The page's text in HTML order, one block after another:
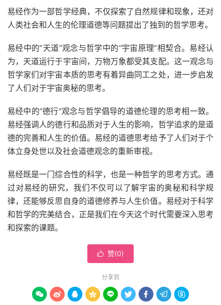
易经作为一部哲学经典，不仅探索了自然规律和现象，还对
人类社会和人生的伦理道德等问题提出了独到的哲学思考。
易经中的“天道”观念与哲学中的“宇宙原理”相契合。易经认
为，天道运行于宇宙间，万物万象都受其支配。这一观念与
哲学家们对宇宙本质的思考有着异曲同工之处，进一步启发
了人们对于宇宙奥秘的思考。
易经中的“德行”观念与哲学倡导的道德伦理的思考相一致。
易经强调人的德行和品质对于人生的影响，哲学追求的是道
德的完善和人生的价值。易经的道德思考给予了人们对于个
体立身处世以及社会道德观念的重新审视。
易经既是一门综合性的科学，也是一种哲学的思考方式。通
过对易经的研究，我们不仅可以了解宇宙的奥秘和科学规
律，还能够反思自身的道德修养与人生价值。易经对于科学
和哲学的完美结合，正是我们在今天这个时代需要深入思考
和探索的课题。
 赞(0)
分享到
        